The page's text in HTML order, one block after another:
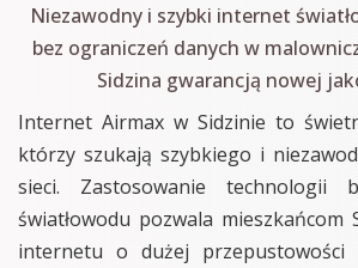
Niezawodny i szybki internet
bez ograniczeń danych w
Sidzina gwarancją nowej
Internet Airmax w Sidzinie to
którzy szukają szybkiego i
sieci. Zastosowanie technologii
światłowodu pozwala mieszkańcom
internetu o dużej przepustowości